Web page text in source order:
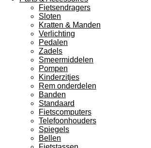
Fietsendragers
Sloten
Kratten & Manden
Verlichting
Pedalen
Zadels
Smeermiddelen
Pompen
Kinderzitjes
Rem onderdelen
Banden
Standaard
Fietscomputers
Telefoonhouders
Spiegels
Bellen